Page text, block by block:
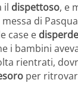
il dispettoso, e
di
case e disperde
i bambini
rientrati,
per